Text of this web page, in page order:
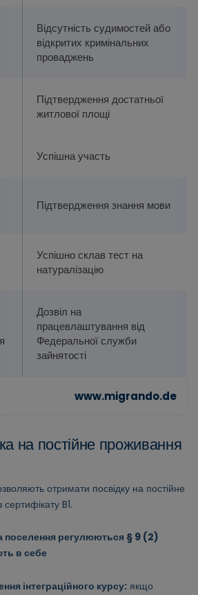
Відсутність судимостей або
відкритих кримінальних
проваджень
Підтвердження достатньої
житлової площі
Успішна участь
Підтвердження знання мови
Успішно склав тест на
натуралізацію
Дозвіл на
працевлаштування від
Федеральної служби
зайнятості
на постійне проживання
отримати посвідку на постійне
B1.
поселення регулюються § 9 (2)
в себе
інтеграційного курсу: якщо